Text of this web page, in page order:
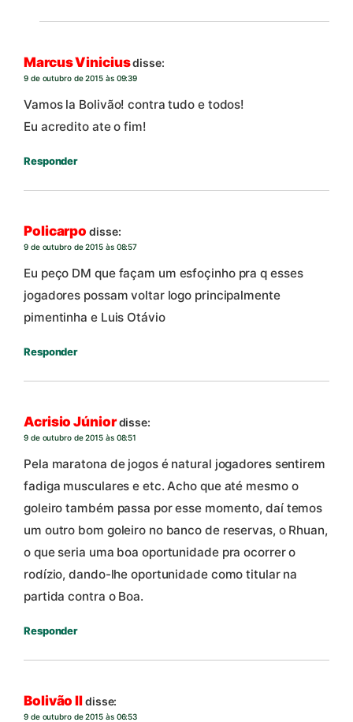
Marcus Viniciusdisse:
9 de outubro de 2015 às 09:39
Vamos la Bolivão! contra tudo e todos!
Eu acredito ate o fim!
Responder
Policarpo disse:
9 de outubro de 2015 às 08:57
Eu peço DM que façam um esfoçinho pra q esses
jogadores possam voltar logo principalmente
pimentinha e Luis Otávio
Responder
Acrisio Júniordisse:
9 de outubro de 2015 às 08:51
Pela maratona de jogos é natural jogadores sentirem
fadiga musculares e etc. Acho que até mesmo o
goleiro também passa por esse momento, daí temos
um outro bom goleiro no banco de reservas, o Rhuan,
o que seria uma boa oportunidade pra ocorrer o
rodízio, dando-lhe oportunidade como titular na
partida contra o Boa.
Responder
Bolivão IIdisse:
9 de outubro de 2015 às 06:53